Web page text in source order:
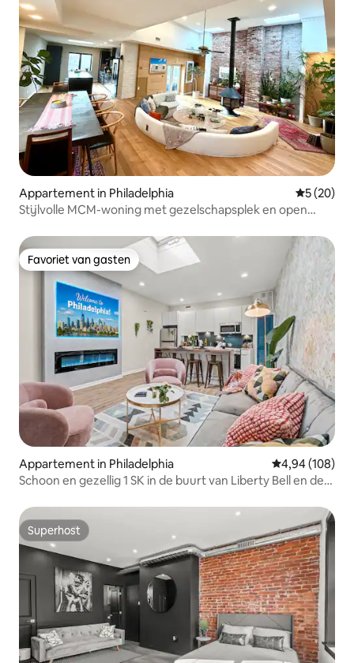
Appartement in Philadelphia
5 (20)
Stijlvolle MCM-woning met gezelschapsplek en open
Favoriet van gasten
Favoriet van gasten
Appartement in Philadelphia Gemiddelde
4,94 (108)
Schoon en gezellig 1 SK in de buurt van Liberty Bell en de
Superhost
Superhost